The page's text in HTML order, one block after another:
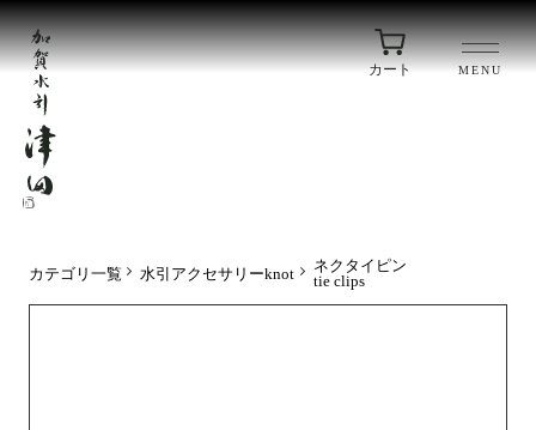
MENU
カート
カテゴリ一覧 水引アクセサリーknot
ネクタイピン
tie clips